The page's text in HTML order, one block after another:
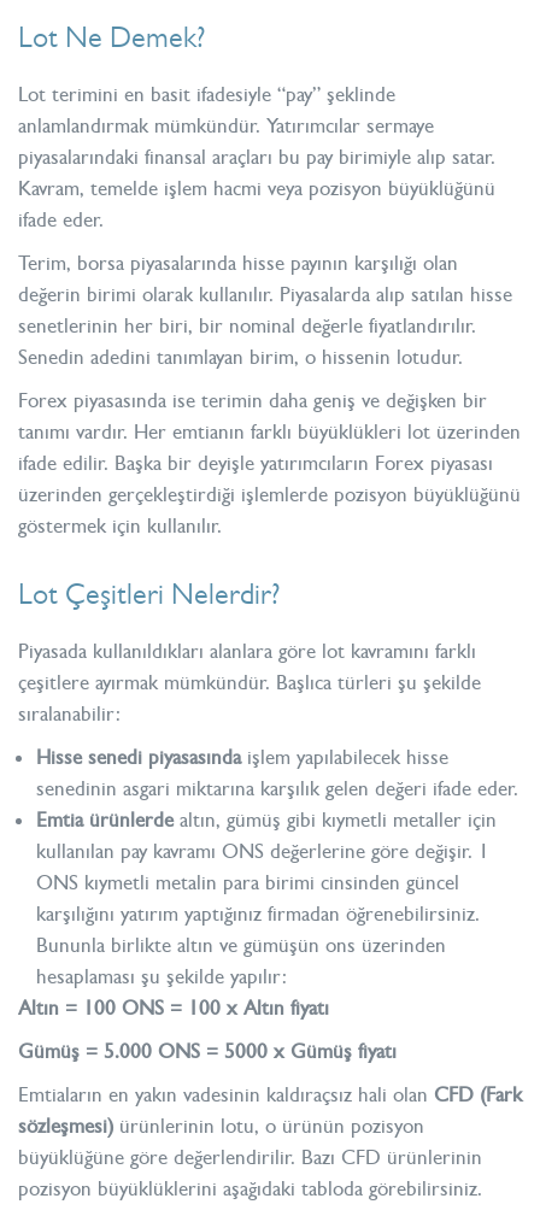
Lot Ne Demek?
Lot terimini en basit ifadesiyle “pay” şeklinde
anlamlandırmak mümkündür. Yatırımcılar sermaye
piyasalarındaki finansal araçları bu pay birimiyle alıp satar.
Kavram, temelde işlem hacmi veya pozisyon büyüklüğünü
ifade eder.
Terim, borsa piyasalarında hisse payının karşılığı olan
değerin birimi olarak kullanılır. Piyasalarda alıp satılan hisse
senetlerinin her biri, bir nominal değerle fiyatlandırılır.
Senedin adedini tanımlayan birim, o hissenin lotudur.
Forex piyasasında ise terimin daha geniş ve değişken bir
tanımı vardır. Her emtianın farklı büyüklükleri lot üzerinden
ifade edilir. Başka bir deyişle yatırımcıların Forex piyasası
üzerinden gerçekleştirdiği işlemlerde pozisyon büyüklüğünü
göstermek için kullanılır.
Lot Çeşitleri Nelerdir?
Piyasada kullanıldıkları alanlara göre lot kavramını farklı
çeşitlere ayırmak mümkündür. Başlıca türleri şu şekilde
sıralanabilir:
Hisse senedi piyasasındaişlem yapılabilecek hisse
senedinin asgari miktarına karşılık gelen değeri ifade eder.
Emtia ürünlerdealtın, gümüş gibi kıymetli metaller için
kullanılan pay kavramı ONS değerlerine göre değişir. 1
ONS kıymetli metalin para birimi cinsinden güncel
karşılığını yatırım yaptığınız firmadan öğrenebilirsiniz.
Bununla birlikte altın ve gümüşün ons üzerinden
hesaplaması şu şekilde yapılır:
Altın = 100 ONS = 100 x Altın fiyatı
Gümüş = 5.000 ONS = 5000 x Gümüş fiyatı
Emtiaların en yakın vadesinin kaldıraçsız hali olan CFD (Fark
sözleşmesi) ürünlerinin lotu, o ürünün pozisyon
büyüklüğüne göre değerlendirilir. Bazı CFD ürünlerinin
pozisyon büyüklüklerini aşağıdaki tabloda görebilirsiniz.